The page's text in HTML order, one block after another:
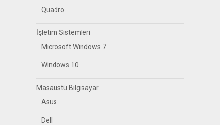
Quadro
İşletim Sistemleri
Microsoft Windows 7
Windows 10
Masaüstü Bilgisayar
Asus
Dell